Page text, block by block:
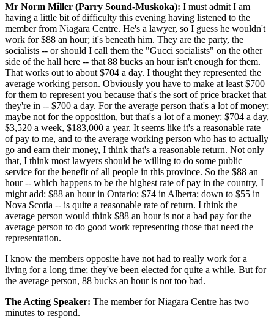
Mr Norm Miller (Parry Sound-Muskoka): I must admit I am
having a little bit of difficulty this evening having listened to the
member from Niagara Centre. He's a lawyer, so I guess he wouldn't
work for $88 an hour; it's beneath him. They are the party, the
socialists -- or should I call them the "Gucci socialists" on the other
side of the hall here -- that 88 bucks an hour isn't enough for them.
That works out to about $704 a day. I thought they represented the
average working person. Obviously you have to make at least $700
for them to represent you because that's the sort of price bracket that
they're in -- $700 a day. For the average person that's a lot of money;
maybe not for the opposition, but that's a lot of a money: $704 a day,
$3,520 a week, $183,000 a year. It seems like it's a reasonable rate
of pay to me, and to the average working person who has to actually
go and earn their money, I think that's a reasonable return. Not only
that, I think most lawyers should be willing to do some public
service for the benefit of all people in this province. So the $88 an
hour -- which happens to be the highest rate of pay in the country, I
might add: $88 an hour in Ontario; $74 in Alberta; down to $55 in
Nova Scotia -- is quite a reasonable rate of return. I think the
average person would think $88 an hour is not a bad pay for the
average person to do good work representing those that need the
representation.
I know the members opposite have not had to really work for a
living for a long time; they've been elected for quite a while. But for
the average person, 88 bucks an hour is not too bad.
The Acting Speaker: The member for Niagara Centre has two
minutes to respond.